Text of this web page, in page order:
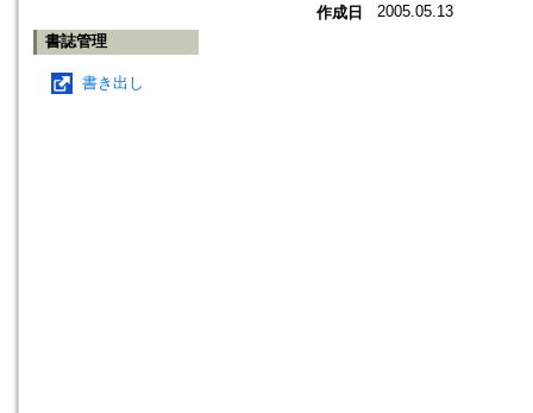
書誌管理
書き出し
作成日 2005.05.13